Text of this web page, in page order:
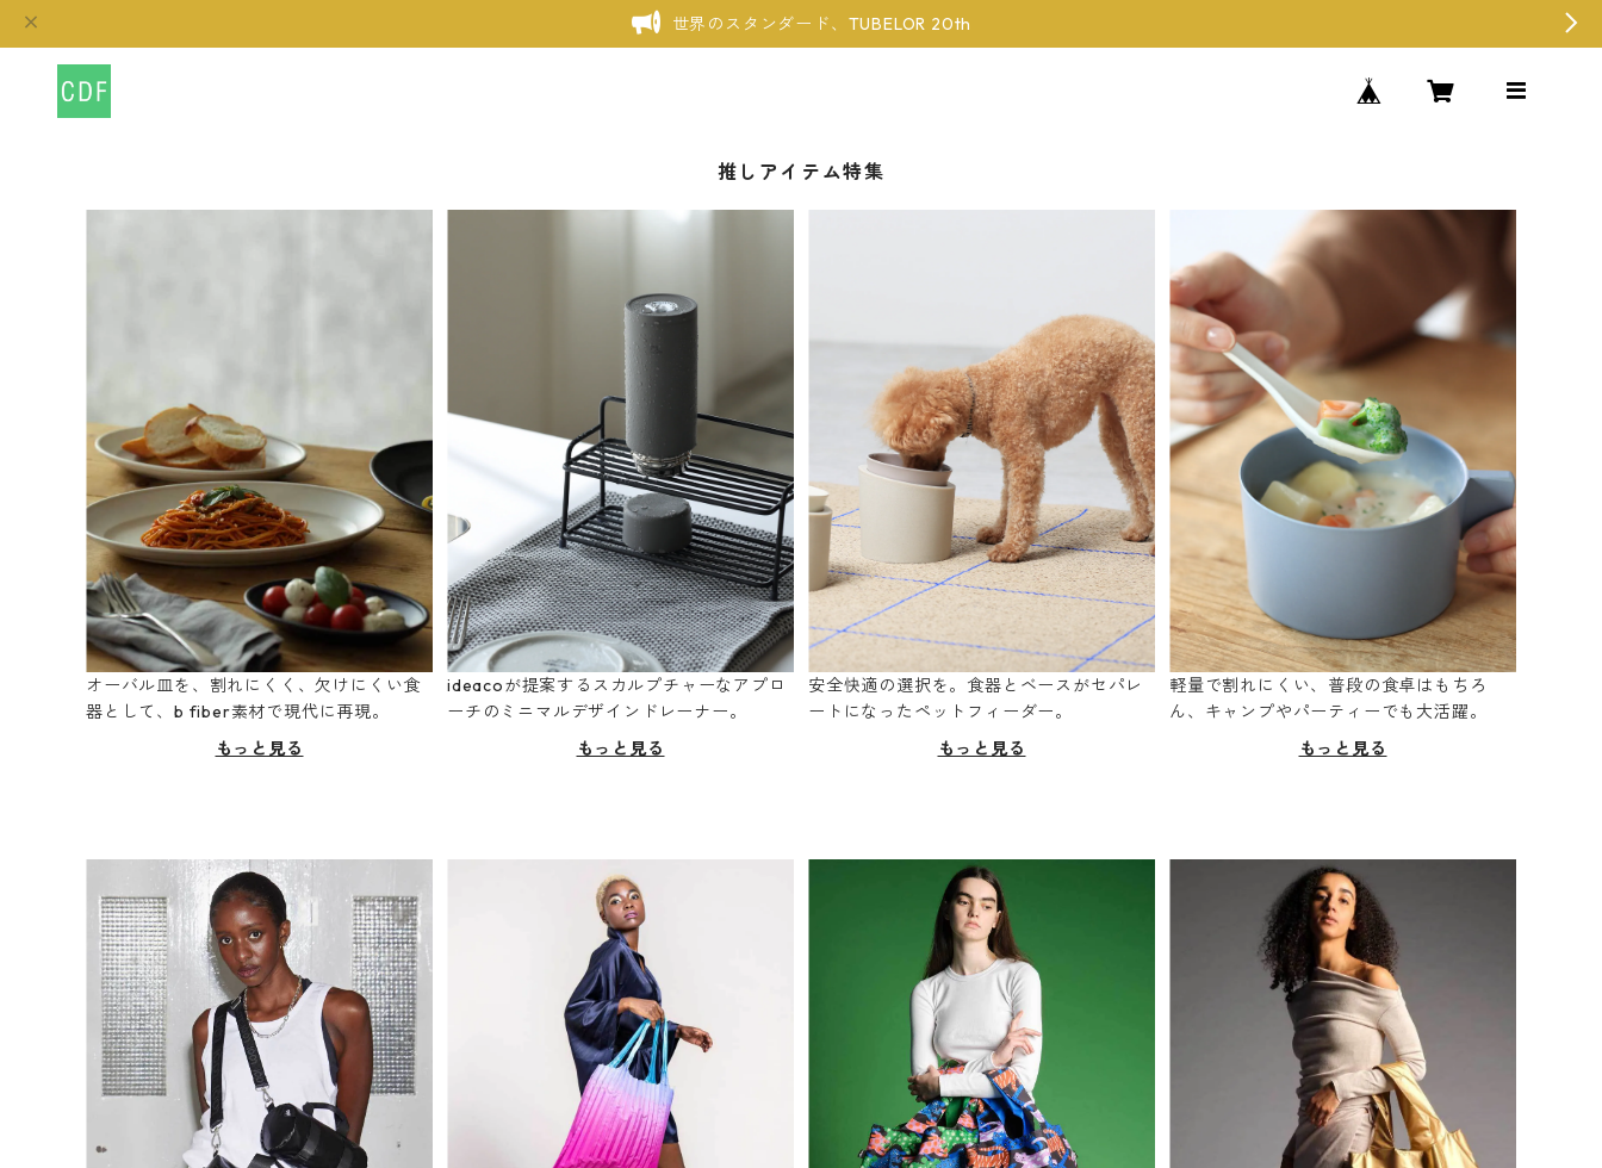
世界のスタンダード、TUBELOR 20th
推しアイテム特集
オーバル皿を、割れにくく、欠けにくい食
器として、b fiber素材で現代に再現。
もっと見る
ideacoが提案するスカルプチャーなアプロ
ーチのミニマルデザインドレーナー。
もっと見る
安全快適の選択を。食器とベースがセパレ
ートになったペットフィーダー。
もっと見る
軽量で割れにくい、普段の食卓はもちろ
ん、キャンプやパーティーでも大活躍。
もっと見る